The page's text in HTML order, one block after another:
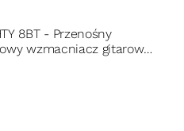
8BT - Przenośny
wzmacniacz gitarowy